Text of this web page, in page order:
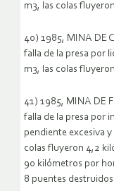
m3, las colas
40) 1985, MINA DE
falla de la presa por
m3, las colas
41) 1985, MINA DE
falla de la presa por
pendiente excesiva
colas fluyeron 4,2
90 kilómetros por
8 puentes destruidos.